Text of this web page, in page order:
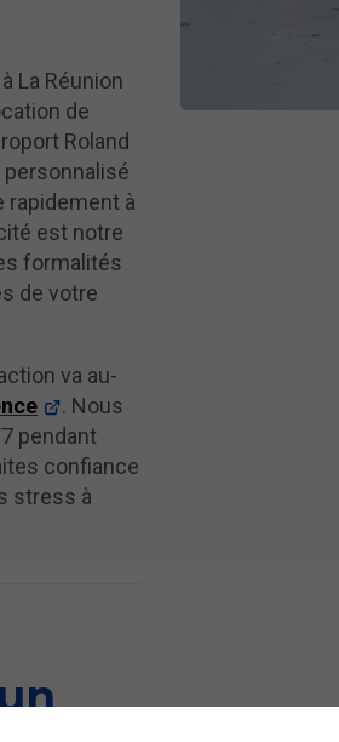
La Réunion
de
Roland
rapidement à
est notre
formalités
de votre
va au-
. Nous
pendant
confiance
stress à